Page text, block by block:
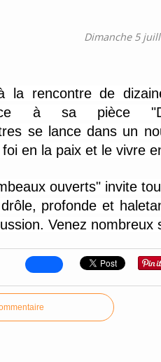
Dimanche 5
la rencontre de
à sa pièce
se lance dans un
en la paix et le vivre
ouverts" invite
profonde et
Venez nombreux